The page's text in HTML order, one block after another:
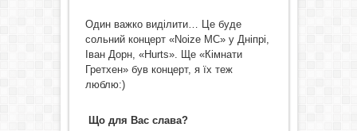
Один важко виділити… Це буде
сольний концерт «Noize MC» у Дніпрі,
Іван Дорн, «Hurts». Ще «Кімнати
Гретхен» був концерт, я їх теж
люблю:)
Що для Вас слава?